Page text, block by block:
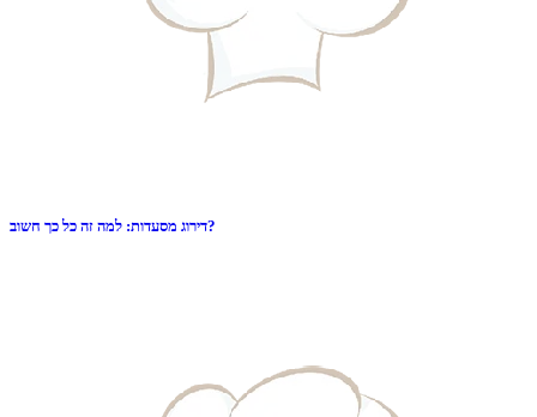
דירוג מסעדות: למה זה כל כך חשוב?